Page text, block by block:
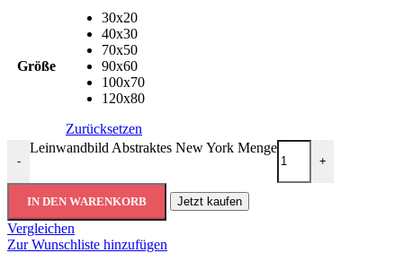
Größe
30x20
40x30
70x50
90x60
100x70
120x80
Zurücksetzen
-
Leinwandbild Abstraktes New York Menge
+
IN DEN WARENKORB Jetzt kaufen
Vergleichen
Zur Wunschliste hinzufügen